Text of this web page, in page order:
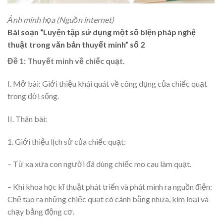
Ảnh minh họa (Nguồn internet)
Bài soạn “Luyện tập sử dụng một số biện pháp nghệ
thuật trong văn bản thuyết minh” số 2
Đề 1: Thuyết minh về chiếc quạt.
I. Mở bài: Giới thiệu khái quát về công dụng của chiếc quạt
trong đời sống.
II. Thân bài:
1. Giới thiệu lịch sử của chiếc quạt:
– Từ xa xưa con người đã dùng chiếc mo cau làm quạt.
– Khi khoa học kĩ thuật phát triển và phát minh ra nguồn điện:
Chế tạo ra những chiếc quạt có cánh bằng nhựa, kim loại và
chạy bằng động cơ.